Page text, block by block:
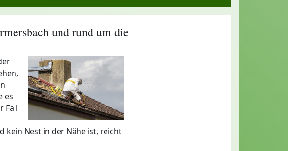
und rund um die
es
Fall
kein Nest in der Nähe ist, reicht